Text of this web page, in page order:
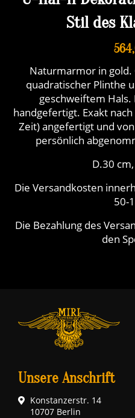
Stil des
Naturmarmor in
quadratischer Plinthe
geschweiftem Hals.
handgefertigt. Exakt
Zeit) angefertigt und
persönlich
D.30
Die Versandkosten
50-
Die Bezahlung des
den
Unsere Anschrift
Konstanzerstr. 14
10707 Berlin